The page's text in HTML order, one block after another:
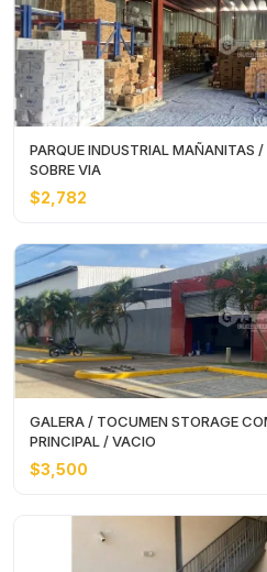
PARQUE INDUSTRIAL MAÑANITAS
SOBRE VIA
$2,782
GALERA / TOCUMEN STORAGE
PRINCIPAL / VACIO
$3,500